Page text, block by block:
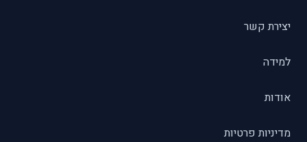
יצירת קשר
למידה
אודות
מדיניות פרטיות